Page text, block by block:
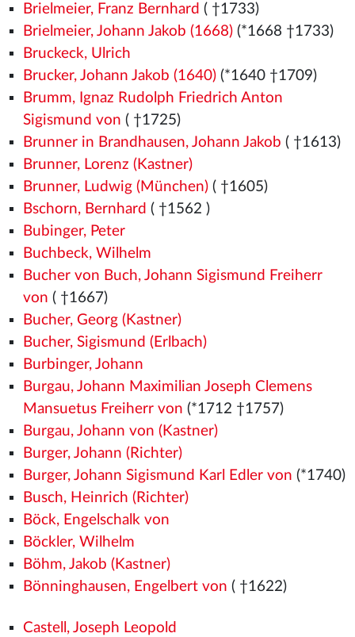
Brielmeier, Franz Bernhard ( †1733)
Brielmeier, Johann Jakob (1668)(*1668 †1733)
Bruckeck, Ulrich
Brucker, Johann Jakob (1640)(*1640 †1709)
Brumm, Ignaz Rudolph Friedrich Anton
Sigismund von ( †1725)
Brunner in Brandhausen, Johann Jakob ( †1613)
Brunner, Lorenz (Kastner)
Brunner, Ludwig (München)( †1605)
Bschorn, Bernhard ( †1562 )
Bubinger, Peter
Buchbeck, Wilhelm
Bucher von Buch, Johann Sigismund Freiherr
von ( †1667)
Bucher, Georg (Kastner)
Bucher, Sigismund (Erlbach)
Burbinger, Johann
Burgau, Johann Maximilian Joseph Clemens
Mansuetus Freiherr von (*1712 †1757)
Burgau, Johann von (Kastner)
Burger, Johann (Richter)
Burger, Johann Sigismund Karl Edler von (*1740)
Busch, Heinrich (Richter)
Böck, Engelschalk von
Böckler, Wilhelm
Böhm, Jakob (Kastner)
Bönninghausen, Engelbert von ( †1622)
Castell, Joseph Leopold